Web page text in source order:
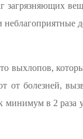
загрязняющих
выхлопов,
от болезней,
минимум в 2